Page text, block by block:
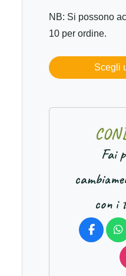
NB: Si possono
10 per ordine.
Scegli
CON
Fai
con i